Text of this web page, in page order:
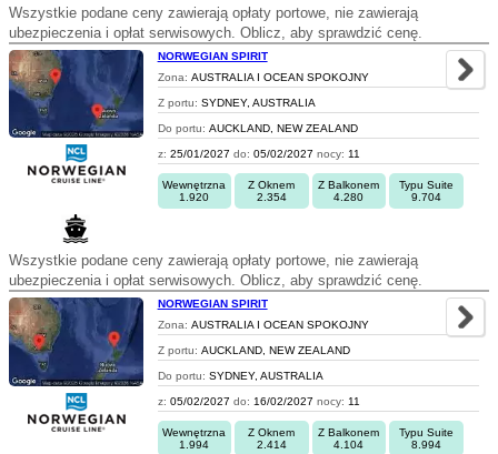
Wszystkie podane ceny zawierają opłaty portowe, nie zawierają
ubezpieczenia i opłat serwisowych. Oblicz, aby sprawdzić cenę.
NORWEGIAN SPIRIT
Zona: AUSTRALIA I OCEAN SPOKOJNY
Z portu: SYDNEY, AUSTRALIA
Do portu: AUCKLAND, NEW ZEALAND
z: 25/01/2027 do: 05/02/2027 nocy: 11
Wewnętrzna
1.920
Z Oknem
2.354
Z Balkonem
4.280
Typu Suite
9.704
Wszystkie podane ceny zawierają opłaty portowe, nie zawierają
ubezpieczenia i opłat serwisowych. Oblicz, aby sprawdzić cenę.
NORWEGIAN SPIRIT
Zona: AUSTRALIA I OCEAN SPOKOJNY
Z portu: AUCKLAND, NEW ZEALAND
Do portu: SYDNEY, AUSTRALIA
z: 05/02/2027 do: 16/02/2027 nocy: 11
Wewnętrzna
1.994
Z Oknem
2.414
Z Balkonem
4.104
Typu Suite
8.994